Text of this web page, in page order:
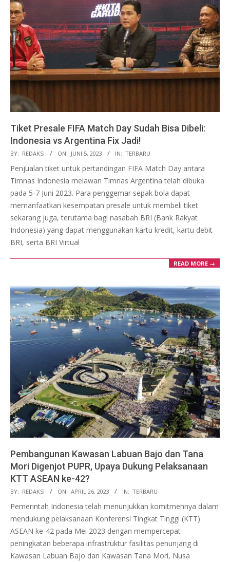
Tiket Presale FIFA Match Day Sudah Bisa Dibeli:
Indonesia vs Argentina Fix Jadi!
2023-
06-
05
BY: REDAKSI ON: JUNI 5, 2023 IN: TERBARU
Penjualan tiket untuk pertandingan FIFA Match Day antara
Timnas Indonesia melawan Timnas Argentina telah dibuka
pada 5-7 Juni 2023. Para penggemar sepak bola dapat
memanfaatkan kesempatan presale untuk membeli tiket
sekarang juga, terutama bagi nasabah BRI (Bank Rakyat
Indonesia) yang dapat menggunakan kartu kredit, kartu debit
BRI, serta BRI Virtual
READ MORE →
Pembangunan Kawasan Labuan Bajo dan Tana
Mori Digenjot PUPR, Upaya Dukung Pelaksanaan
KTT ASEAN ke-42?
2023-
04-
26
BY: REDAKSI ON: APRIL 26, 2023 IN: TERBARU
Pemerintah Indonesia telah menunjukkan komitmennya dalam
mendukung pelaksanaan Konferensi Tingkat Tinggi (KTT)
ASEAN ke-42 pada Mei 2023 dengan mempercepat
peningkatan beberapa infrastruktur fasilitas penunjang di
Kawasan Labuan Bajo dan Kawasan Tana Mori, Nusa